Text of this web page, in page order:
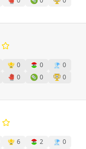
0 0
0
0 0
0
6 2
0